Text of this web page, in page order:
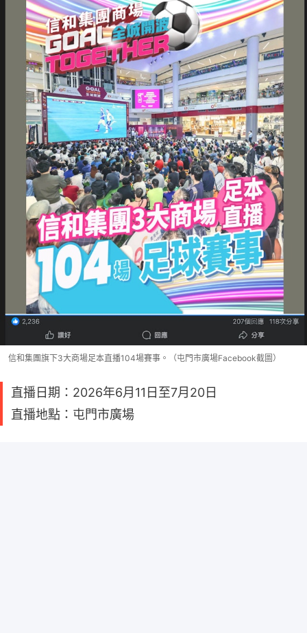
信和集團旗下3大商場足本直播104場賽事。（屯門市廣場Facebook截圖）
直播日期：2026年6月11日至7月20日
直播地點：屯門市廣場